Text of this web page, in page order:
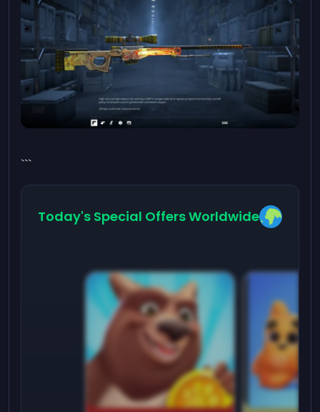
```
Today's Special Offers Worldwide